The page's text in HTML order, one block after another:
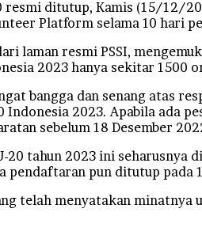
ditutup, Kamis (15/12/
Platform selama 10 hari
laman resmi PSSI,
2023 hanya sekitar 1500
bangga dan senang atas
2023. Apabila ada
sebelum 18 Desember
tahun 2023 ini seharusnya
pun ditutup pada
telah menyatakan